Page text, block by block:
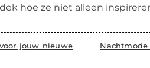
hoe ze niet alleen
jouw nieuwe